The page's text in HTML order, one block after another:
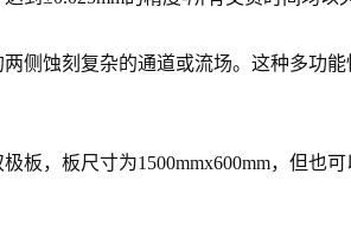
侧蚀刻复杂的通道或流场。这种多功
板，板尺寸为1500mmx600mm，但